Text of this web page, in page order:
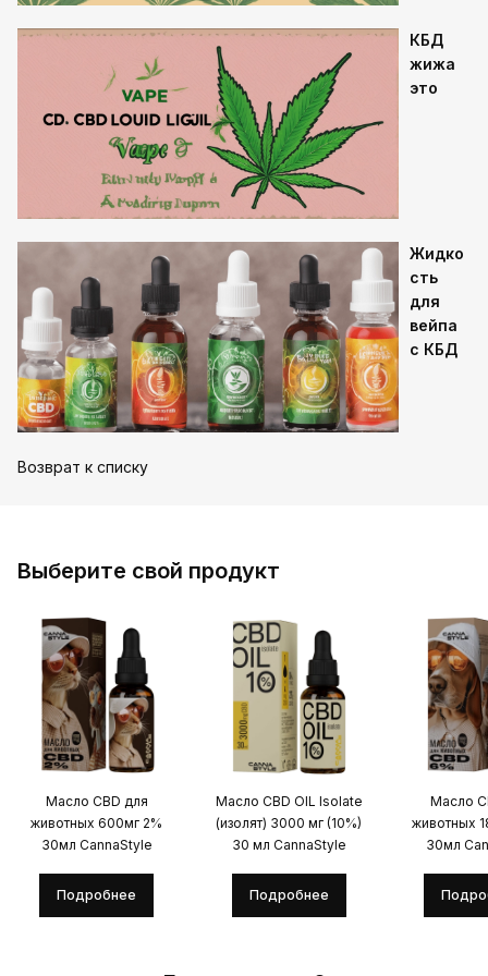
КБД
жижа
это
Жидко
сть
для
вейпа
с КБД
Возврат к списку
Выберите свой продукт
Масло CBD для
животных 600мг 2%
30мл CannaStyle
Подробнее
Масло CBD OIL Isolate
(изолят) 3000 мг (10%)
30 мл CannaStyle
Подробнее
Масло
животных
30мл